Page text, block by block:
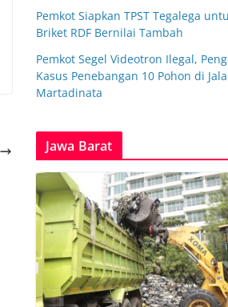
Pemkot Siapkan TPST Tegalega
Briket RDF Bernilai Tambah
Pemkot Segel Videotron Ilegal,
Kasus Penebangan 10 Pohon di
Martadinata
Jawa Barat